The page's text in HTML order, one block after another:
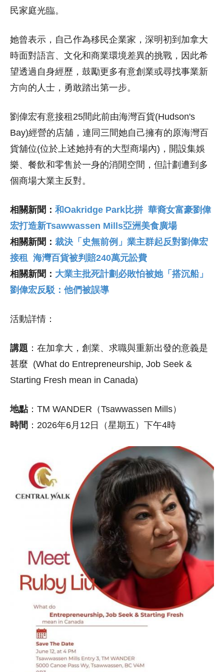
民家庭光臨。
她曾表示，自己作為移民企業家，深明初到加拿大
時面對語言、文化和商業環境差異的挑戰，因此希
望透過自身經歷，鼓勵更多有意創業或尋找事業新
方向的人士，勇敢踏出第一步。
劉偉宏有意接租25間此前由海灣百貨(Hudson's
Bay)經營的店舖，連同三間她自己擁有的原海灣百
貨舖位(位於上述她持有的大型商場內)，開設集娛
樂、餐飲和零售於一身的消閒空間，但計劃遭到多
個商場大業主反對。
相關新聞： 和Oakridge Park比拼 華裔女富豪劉偉
宏打造新Tsawwassen Mills亞洲美食廣場
相關新聞： 裁決「史無前例」業主群起反對劉偉宏
接租 海灣百貨被判賠240萬元訟費
相關新聞： 大業主批死計劃必敗怕被她「搭沉船」
劉偉宏反駁：他們被誤導
活動詳情：
講題 ：在加拿大，創業、求職與重新出發的意義是
甚麼 (What do Entrepreneurship, Job Seek &
Starting Fresh mean in Canada)
地點：TM WANDER（Tsawwassen Mills）
時間 ：2026年6月12日（星期五）下午4時